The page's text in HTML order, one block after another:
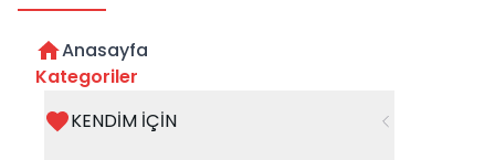
Anasayfa
Kategoriler
KENDİM İÇİN
Tüm Kusurlarınız ve Eksiklerinizle